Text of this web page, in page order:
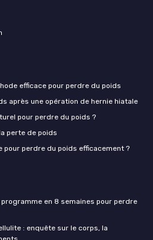
efficace pour perdre du poids
après une opération de hernie hiatale
pour perdre du poids ?
perte de poids
pour perdre du poids efficacement ?
en 8 semaines pour perdre
: enquête sur le corps, la